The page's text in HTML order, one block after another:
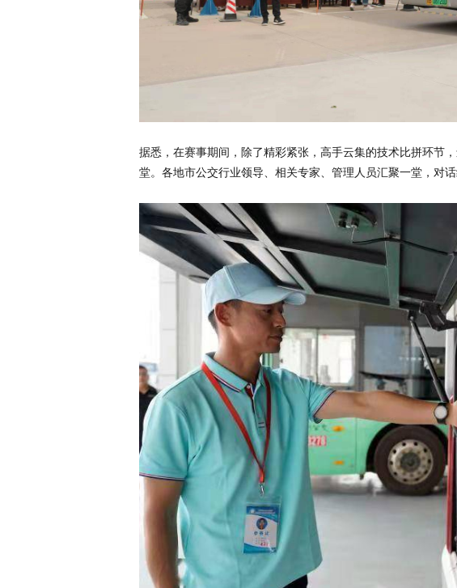
据悉，在赛事期间，除了精彩紧张，高手云集的技术比拼环节
堂。各地市公交行业领导、相关专家、管理人员汇聚一堂，对